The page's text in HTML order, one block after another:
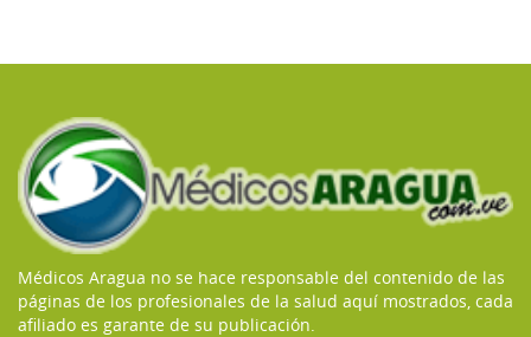
Médicos Aragua no se hace responsable del contenido de las
páginas de los profesionales de la salud aquí mostrados, cada
afiliado es garante de su publicación.